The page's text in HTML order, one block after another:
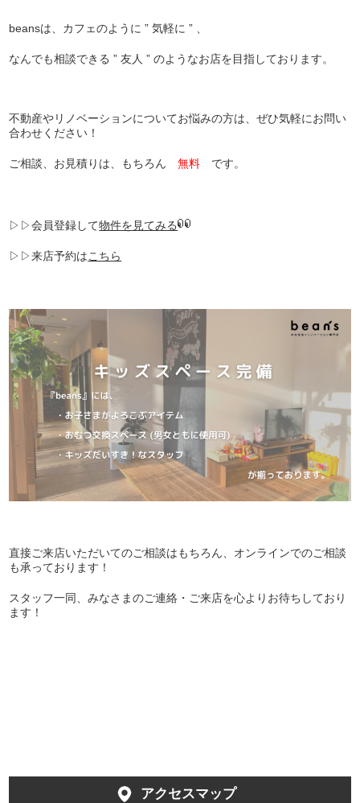
beansは、カフェのように ” 気軽に ” 、
なんでも相談できる ” 友人 ” のようなお店を目指しております。
不動産やリノベーションについてお悩みの方は、ぜひ気軽にお問い
合わせください！
ご相談、お見積りは、もちろん無料 です。
▷▷会員登録して物件を見てみる
▷▷来店予約はこちら
直接ご来店いただいてのご相談はもちろん、オンラインでのご相談
も承っております！
スタッフ一同、みなさまのご連絡・ご来店を心よりお待ちしており
ます！
アクセスマップ